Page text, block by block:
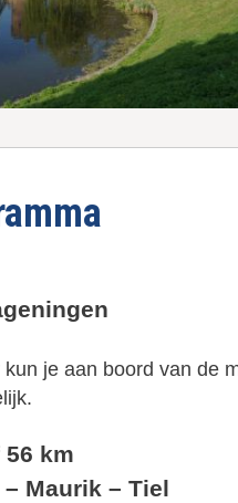
je aan boord van de
56 km
Maurik – Tiel